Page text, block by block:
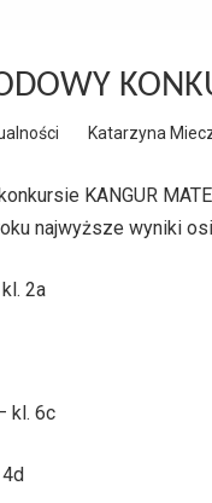
Katarzyna
KANGUR
najwyższe wyniki
2a
kl. 6c